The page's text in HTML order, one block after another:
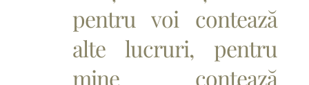
pentru voi contează
alte lucruri, pentru
mine contează